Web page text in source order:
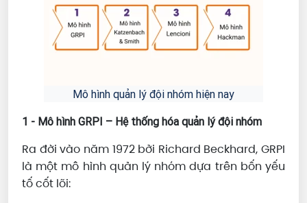
Mô hình quản lý đội nhóm hiện nay
1 - Mô hình GRPI – Hệ thống hóa quản lý đội nhóm
Ra đời vào năm 1972 bởi Richard Beckhard, GRPI
là một mô hình quản lý nhóm dựa trên bốn yếu
tố cốt lõi: